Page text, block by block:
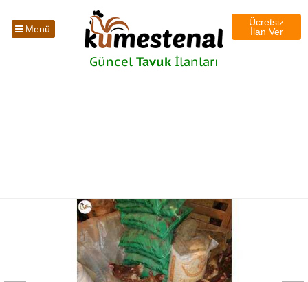
Menü
Ücretsiz
İlan Ver
Güncel Tavuk İlanları